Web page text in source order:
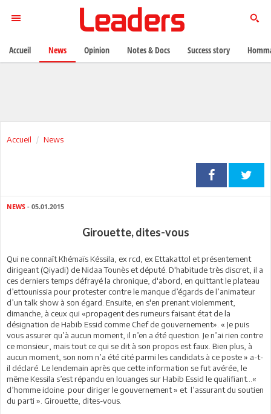
Accueil News
NEWS - 05.01.2015
Girouette, dites-vous
Qui ne connaît Khémaïs Késsila, ex rcd, ex Ettakattol et présentement
dirigeant (Qiyadi) de Nidaa Tounès et député. D'habitude très discret, il a
ces derniers temps défrayé la chronique, d'abord, en quittant le plateau
d’ettounissia pour protester contre le manque d’égards de l’animateur
d’un talk show à son égard. Ensuite, en s'en prenant violemment,
dimanche, à ceux qui «propagent des rumeurs faisant état de la
désignation de Habib Essid comme Chef de gouvernement». « Je puis
vous assurer qu’à aucun moment, il n’en a été question. Je n’ai rien contre
ce monsieur, mais tout ce qui se dit à son propos est faux. Bien plus, à
aucun moment, son nom n’a été cité parmi les candidats à ce poste » a-t-
il déclaré. Le lendemain après que cette information se fut avérée, le
même Kessila s’est répandu en louanges sur Habib Essid le qualifiant...«
d’homme idoine pour diriger le gouvernement » et l’assurant du soutien
du parti ». Girouette, dites-vous.
Accueil News Opinion Notes & Docs Success story